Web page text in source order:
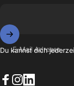
E-Mail Adresse
Du kannst dich